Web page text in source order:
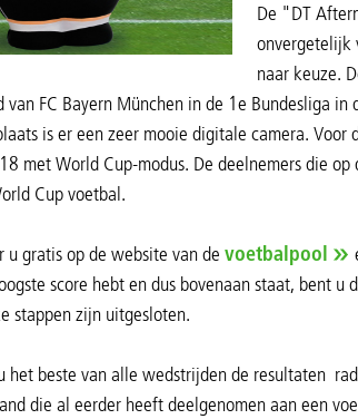
De "DT
onvergetelijk
naar keuze.
FC Bayern München in de 1e Bundesliga
is er een zeer mooie digitale camera. Voor
met World Cup-modus. De deelnemers die
Cup voetbal.
u gratis op de website van de voetbalpool
score hebt en dus bovenaan staat, bent
stappen zijn uitgesloten.
beste van alle wedstrijden de resultaten
die al eerder heeft deelgenomen aan een